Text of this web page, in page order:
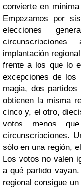
convierte en
Empezamos por
elecciones
implantación
frente a los que lo
excepciones de los
magia, dos
obtienen la misma
cinco y, el otro,
votos menos
circunscripciones.
sólo en una región,
Los votos no valen
a qué partido
regional consigue